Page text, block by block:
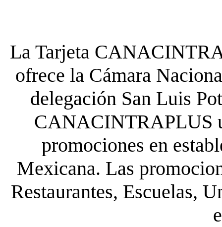
La Tarjeta
ofrece la Cámara
delegación San Luis
CANACINTRAPLUS
promociones en
Mexicana. Las
Restaurantes, Escuelas,